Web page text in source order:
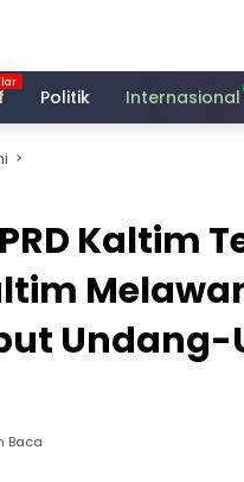
Politik Internasional
Kaltim
Baca